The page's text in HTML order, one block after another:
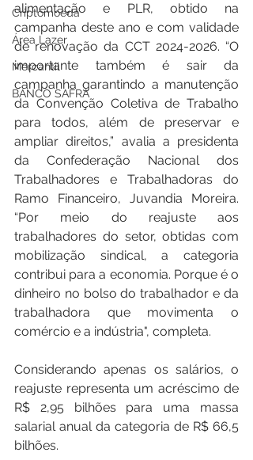
Criptomoeda
Área Lazer
Mercantil
BANCO SAFRA
alimentação e PLR, obtido na
campanha deste ano e com validade
de renovação da CCT 2024-2026. “O
importante também é sair da
campanha garantindo a manutenção
da Convenção Coletiva de Trabalho
para todos, além de preservar e
ampliar direitos,” avalia a presidenta
da Confederação Nacional dos
Trabalhadores e Trabalhadoras do
Ramo Financeiro, Juvandia Moreira.
“Por meio do reajuste aos
trabalhadores do setor, obtidas com
mobilização sindical, a categoria
contribui para a economia. Porque é o
dinheiro no bolso do trabalhador e da
trabalhadora que movimenta o
comércio e a indústria", completa.
Considerando apenas os salários, o
reajuste representa um acréscimo de
R$ 2,95 bilhões para uma massa
salarial anual da categoria de R$ 66,5
bilhões.